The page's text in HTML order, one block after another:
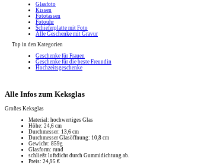
Glasfoto
Kissen
Fototassen
Fotouhr
Schieferplatte mit Foto
Alle Geschenke mit Gravur
Top in den Kategorien
Geschenke für Frauen
Geschenke für die beste Freundin
Hochzeitsgeschenke
Alle Infos zum Keksglas
Großes Keksglas
Material: hochwertiges Glas
Höhe: 24,6 cm
Durchmesser: 13,6 cm
Durchmesser Glasöffnung: 10,8 cm
Gewicht: 859g
Glasform: rund
schließt luftdicht durch Gummidichtung ab.
Preis: 24,95 €